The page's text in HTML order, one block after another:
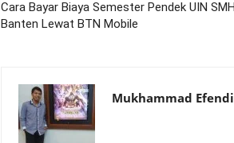
Cara Bayar Biaya Semester Pendek UIN SMH
Banten Lewat BTN Mobile
Mukhammad Efendi